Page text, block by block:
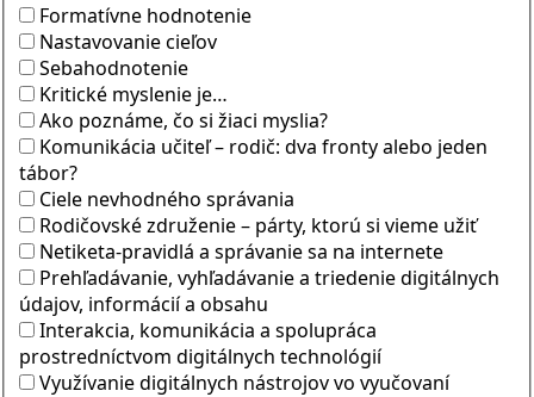
Formatívne hodnotenie
Nastavovanie cieľov
Sebahodnotenie
Kritické myslenie je…
Ako poznáme, čo si žiaci myslia?
Komunikácia učiteľ – rodič: dva fronty alebo jeden
tábor?
Ciele nevhodného správania
Rodičovské združenie – párty, ktorú si vieme užiť
Netiketa-pravidlá a správanie sa na internete
Prehľadávanie, vyhľadávanie a triedenie digitálnych
údajov, informácií a obsahu
Interakcia, komunikácia a spolupráca
prostredníctvom digitálnych technológií
Využívanie digitálnych nástrojov vo vyučovaní